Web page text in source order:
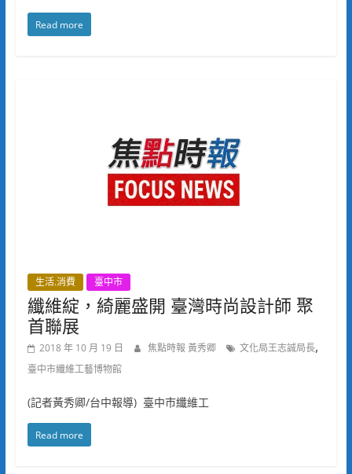
Read more
生活.消費 臺中市
纖維綻，綺麗盛開 臺灣時尚設計師 聚
首聯展
2018 年 10 月 19 日 焦點時報 黃秀卿 文化局王志誠局長,
臺中市纖維工藝博物館
(記者黃秀卿/台中報導) 臺中市纖維工
Read more